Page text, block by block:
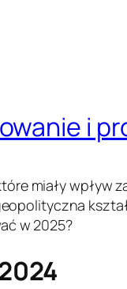
i
miały wpływ
w 2025?